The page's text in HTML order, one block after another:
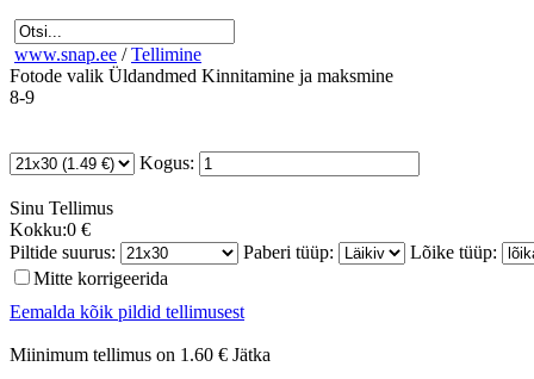
www.snap.ee / Tellimine
Fotode valik Üldandmed Kinnitamine ja maksmine
8-9
Kogus:
Sinu Tellimus
Kokku:0 €
Piltide suurus:
Paberi tüüp:
Lõike tüüp:
Mitte korrigeerida
Eemalda kõik pildid tellimusest
Miinimum tellimus on 1.60 € Jätka